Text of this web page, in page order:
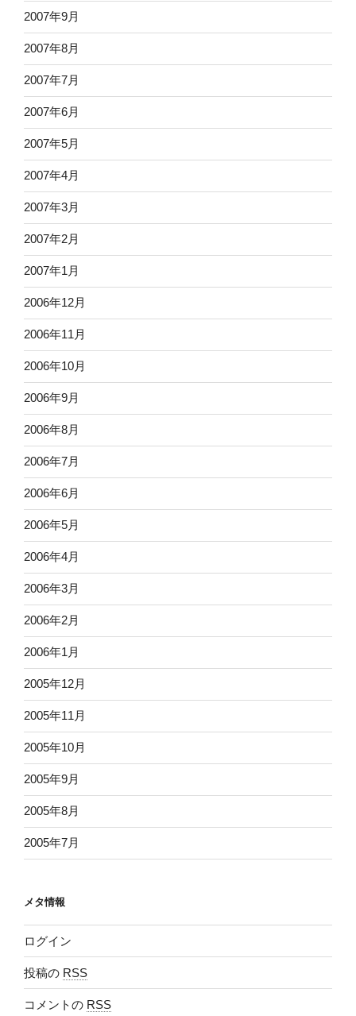
2007年9月
2007年8月
2007年7月
2007年6月
2007年5月
2007年4月
2007年3月
2007年2月
2007年1月
2006年12月
2006年11月
2006年10月
2006年9月
2006年8月
2006年7月
2006年6月
2006年5月
2006年4月
2006年3月
2006年2月
2006年1月
2005年12月
2005年11月
2005年10月
2005年9月
2005年8月
2005年7月
メタ情報
ログイン
投稿の RSS
コメントの RSS